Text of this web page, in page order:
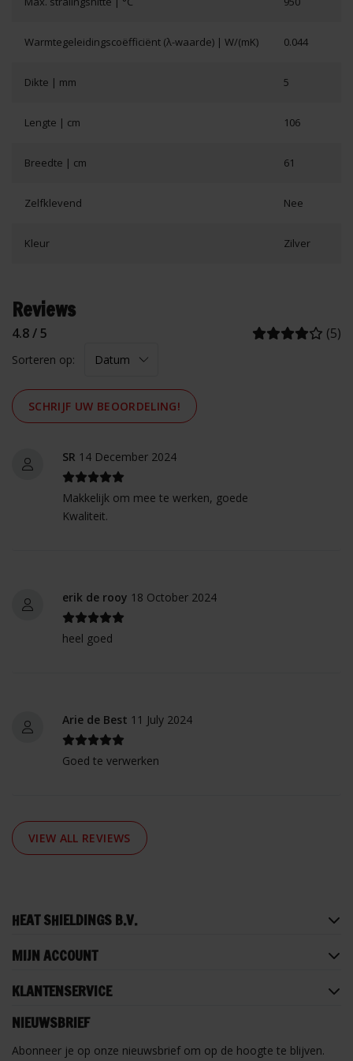
Warmtegeleidingscoëfficiënt (λ-waarde) | W/(mK) 0.044
Dikte | mm 5
Lengte | cm 106
Breedte | cm 61
Zelfklevend Nee
Kleur Zilver
Reviews
4.8 / 5 (5)
Sorteren op:
SCHRIJF UW BEOORDELING!
SR 14 December 2024
Makkelijk om mee te werken, goede
Kwaliteit.
erik de rooy 18 October 2024
heel goed
Arie de Best 11 July 2024
Goed te verwerken
VIEW ALL REVIEWS
HEAT SHIELDINGS B.V.
MIJN ACCOUNT
KLANTENSERVICE
NIEUWSBRIEF
Abonneer je op onze nieuwsbrief om op de hoogte te blijven.